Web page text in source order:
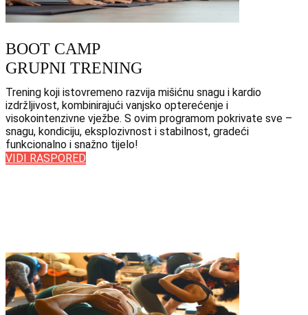
BOOT CAMP
GRUPNI TRENING
Trening koji istovremeno razvija mišićnu snagu i kardio
izdržljivost, kombinirajući vanjsko opterećenje i
visokointenzivne vježbe. S ovim programom pokrivate sve –
snagu, kondiciju, eksplozivnost i stabilnost, gradeći
funkcionalno i snažno tijelo!
VIDI RASPORED